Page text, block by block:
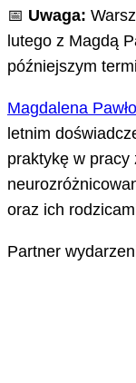
📅 Uwaga:
lutego z Magdą
późniejszym
Magdalena
letnim
praktykę w pracy
oraz ich
Partner